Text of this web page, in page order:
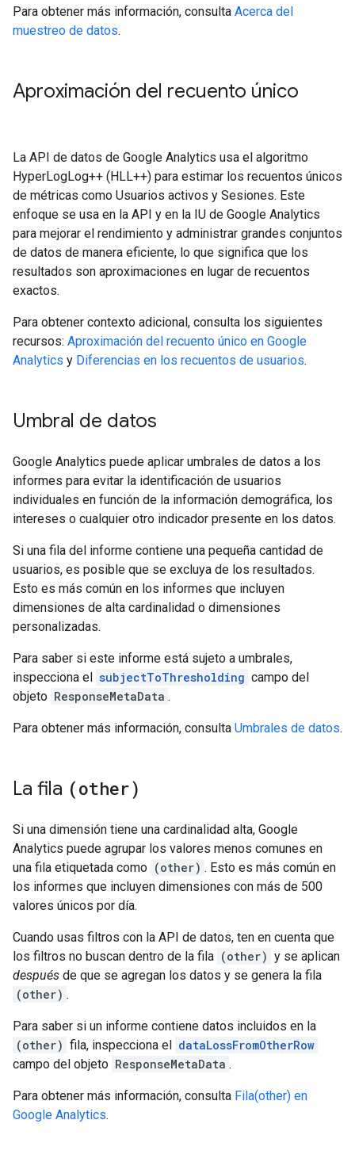
Para obtener más información, consulta Acerca del
muestreo de datos.
Aproximación del recuento único
La API de datos de Google Analytics usa el algoritmo
HyperLogLog++ (HLL++) para estimar los recuentos únicos
de métricas como Usuarios activos y Sesiones. Este
enfoque se usa en la API y en la IU de Google Analytics
para mejorar el rendimiento y administrar grandes conjuntos
de datos de manera eficiente, lo que significa que los
resultados son aproximaciones en lugar de recuentos
exactos.
Para obtener contexto adicional, consulta los siguientes
recursos: Aproximación del recuento único en Google
Analytics y Diferencias en los recuentos de usuarios.
Umbral de datos
Google Analytics puede aplicar umbrales de datos a los
informes para evitar la identificación de usuarios
individuales en función de la información demográfica, los
intereses o cualquier otro indicador presente en los datos.
Si una fila del informe contiene una pequeña cantidad de
usuarios, es posible que se excluya de los resultados.
Esto es más común en los informes que incluyen
dimensiones de alta cardinalidad o dimensiones
personalizadas.
Para saber si este informe está sujeto a umbrales,
inspecciona el subjectToThresholding campo del
objeto ResponseMetaData .
Para obtener más información, consulta Umbrales de datos.
La fila (other)
Si una dimensión tiene una cardinalidad alta, Google
Analytics puede agrupar los valores menos comunes en
una fila etiquetada como (other) . Esto es más común en
los informes que incluyen dimensiones con más de 500
valores únicos por día.
Cuando usas filtros con la API de datos, ten en cuenta que
los filtros no buscan dentro de la fila (other) y se aplican
después de que se agregan los datos y se genera la fila
(other) .
Para saber si un informe contiene datos incluidos en la
(other) fila, inspecciona el dataLossFromOtherRow
campo del objeto ResponseMetaData .
Para obtener más información, consulta Fila(other) en
Google Analytics.